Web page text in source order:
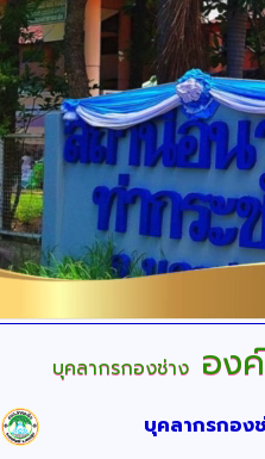
บุคลากรกองช่าง อง
บุคลากรกอง